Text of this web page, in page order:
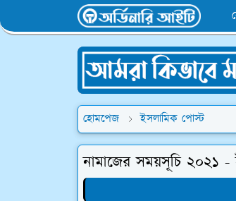
হোমপেজ ইসলামিক পোস্ট
নামাজের সময়সূচি ২০২১ -